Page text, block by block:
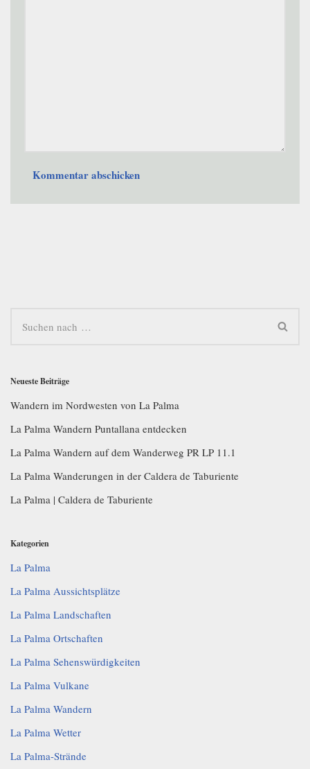
Neueste Beiträge
Wandern im Nordwesten von La Palma
La Palma Wandern Puntallana entdecken
La Palma Wandern auf dem Wanderweg PR LP 11.1
La Palma Wanderungen in der Caldera de Taburiente
La Palma | Caldera de Taburiente
Kategorien
La Palma
La Palma Aussichtsplätze
La Palma Landschaften
La Palma Ortschaften
La Palma Sehenswürdigkeiten
La Palma Vulkane
La Palma Wandern
La Palma Wetter
La Palma-Strände